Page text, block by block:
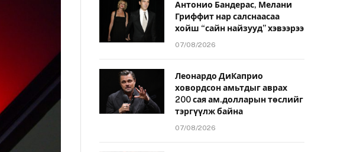
Антонио Бандерас, Мелани
Гриффит нар салснаасаа
хойш “сайн найзууд” хэвээрээ
07/08/2026
Леонардо ДиКаприо
ховордсон амьтдыг аврах
200 сая ам.долларын төслийг
тэргүүлж байна
07/08/2026